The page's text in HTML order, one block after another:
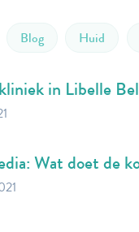
Blog Huid
in Libelle
Wat doet de